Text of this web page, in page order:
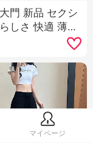
門 新品 セクシ
しさ 快適 薄手
め オープン シ
ャミソール スカ
ツ 女性
マイページ